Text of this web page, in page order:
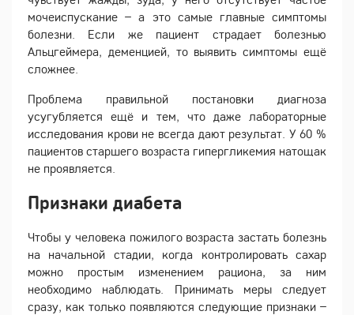
мочеиспускание – а это самые главные симптомы
болезни. Если же пациент страдает болезнью
Альцгеймера, деменцией, то выявить симптомы ещё
сложнее.
Проблема правильной постановки диагноза
усугубляется ещё и тем, что даже лабораторные
исследования крови не всегда дают результат. У 60 %
пациентов старшего возраста гипергликемия натощак
не проявляется.
Признаки диабета
Чтобы у человека пожилого возраста застать болезнь
на начальной стадии, когда контролировать сахар
можно простым изменением рациона, за ним
необходимо наблюдать. Принимать меры следует
сразу, как только появляются следующие признаки –